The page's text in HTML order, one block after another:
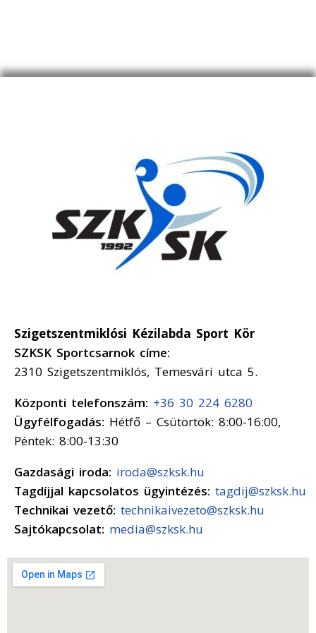
Szigetszentmiklósi Kézilabda Sport Kör
SZKSK Sportcsarnok címe:
2310 Szigetszentmiklós, Temesvári utca 5.
Központi telefonszám: +36 30 224 6280
Ügyfélfogadás: Hétfő – Csütörtök: 8:00-16:00,
Péntek: 8:00-13:30
Gazdasági iroda: iroda@szksk.hu
Tagdíjjal kapcsolatos ügyintézés: tagdij@szksk.hu
Technikai vezető: technikaivezeto@szksk.hu
Sajtókapcsolat: media@szksk.hu